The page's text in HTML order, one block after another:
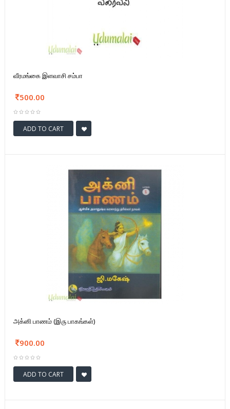
வீரமங்கை இளவாசி சம்பா
500.00
ADD TO CART
அக்னி பாணம் (இரு பாகங்கள்)
900.00
ADD TO CART